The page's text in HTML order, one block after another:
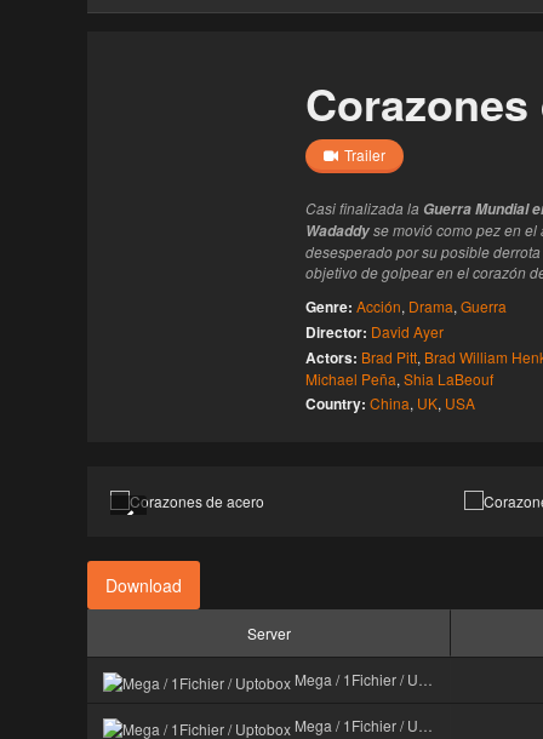
Trailer
Casi finalizada la Guerra Mundial
Wadaddyse movió como pez en el
desesperado por su posible
objetivo de golpear en el corazón
Genre: Acción, Drama, Guerra
Director: David Ayer
Actors: Brad Pitt, Brad William
Michael Peña, Shia LaBeouf
Country: China, UK, USA
Download
Server
Mega / 1Fichier / Uptobox
Mega / 1Fichier / Uptobox